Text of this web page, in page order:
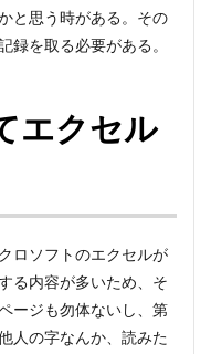
と思う時がある。その
録を取る必要がある。
エクセル
ロソフトのエクセルが
る内容が多いため、そ
ージも勿体ないし、第
人の字なんか、読みた